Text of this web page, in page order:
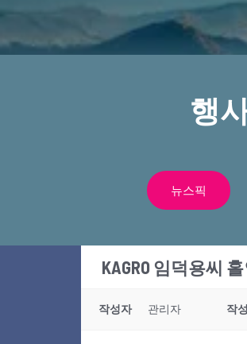
행
뉴스픽
KAGRO 임덕용씨
작성자 관리자 작